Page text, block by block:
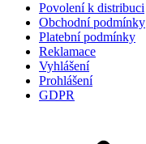
Povolení k distribuci
Obchodní podmínky
Platební podmínky
Reklamace
Vyhlášení
Prohlášení
GDPR